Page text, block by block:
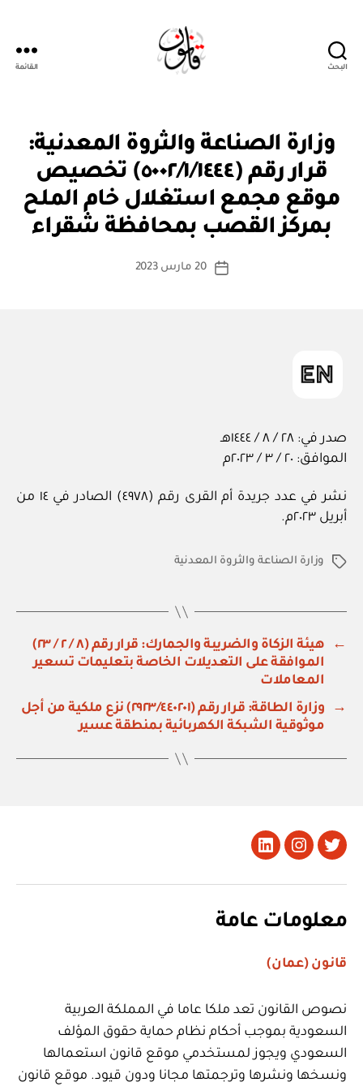
البحث القائمة
التصنيفات
وزارة الصناعة والثروة المعدنية:
قرار رقم (٥٠٠٢/١/١٤٤٤) تخصيص
موقع مجمع استغلال خام الملح
بمركز القصب بمحافظة شقراء
كاتب
بو
ا
س
ة
تاريخ
20 مارس 2023
صدر في: ٢٨ / ٨ / ١٤٤٤هـ
الموافق: ٢٠ / ٣ / ٢٠٢٣م
نشر في عدد جريدة أم القرى رقم (٤٩٧٨) الصادر في ١٤ من
أبريل ٢٠٢٣م.
الوسوموزارة الصناعة والثروة المعدنية
←
هيئة الزكاة والضريبة والجمارك: قرار رقم (٨ / ٢ / ٢٣)
الموافقة على التعديلات الخاصة بتعليمات تسعير
المعاملات
→
وزارة الطاقة: قرار رقم (٢٩٢٣/٤٤٠٢٠١) نزع ملكية من أجل
موثوقية الشبكة الكهربائية بمنطقة عسير
تويتر Instagram
LinkedIn
معلومات عامة
قانون (عمان)
نصوص القانون تعد ملكا عاما في المملكة العربية
السعودية بموجب أحكام نظام حماية حقوق المؤلف
السعودي ويجوز لمستخدمي موقع قانون استعمالها
ونسخها ونشرها وترجمتها مجانا ودون قيود. موقع قانون